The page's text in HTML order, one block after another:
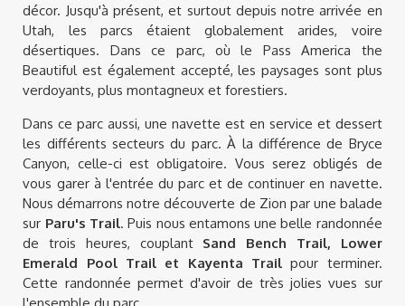
décor. Jusqu'à présent, et surtout depuis notre arrivée en
Utah, les parcs étaient globalement arides, voire
désertiques. Dans ce parc, où le Pass America the
Beautiful est également accepté, les paysages sont plus
verdoyants, plus montagneux et forestiers.
Dans ce parc aussi, une navette est en service et dessert
les différents secteurs du parc. À la différence de Bryce
Canyon, celle-ci est obligatoire. Vous serez obligés de
vous garer à l'entrée du parc et de continuer en navette.
Nous démarrons notre découverte de Zion par une balade
sur Paru's Trail. Puis nous entamons une belle randonnée
de trois heures, couplant Sand Bench Trail, Lower
Emerald Pool Trail et Kayenta Trailpour terminer.
Cette randonnée permet d'avoir de très jolies vues sur